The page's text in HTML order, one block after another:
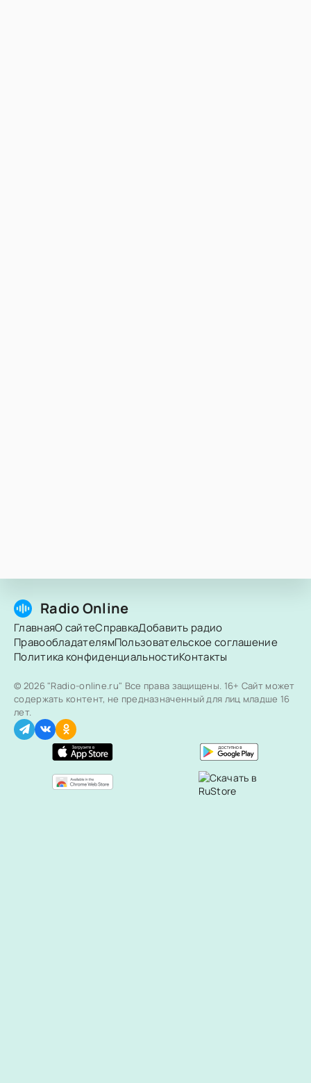
Radio Online
ГлавнаяО сайтеСправкаДобавить радио
ПравообладателямПользовательское соглашение
Политика конфиденциальностиКонтакты
© 2026 "Radio-online.ru" Все права защищены. 16+ Сайт может
содержать контент, не предназначенный для лиц младше 16
лет.